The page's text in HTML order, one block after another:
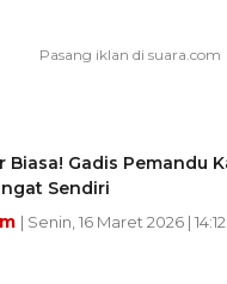
Biasa! Gadis Pemandu
Sendiri
| Senin, 16 Maret 2026 |